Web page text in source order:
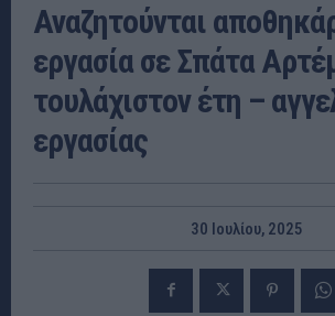
Αναζητούνται
εργασία σε Σπάτα
τουλάχιστον έτη –
εργασίας
30 Ιουλίου, 2025